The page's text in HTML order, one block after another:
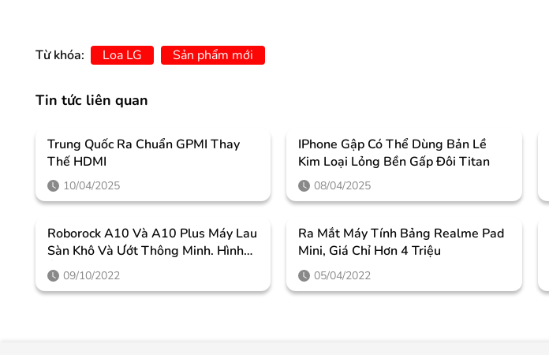
Từ khóa: Loa LG Sản phẩm mới
Tin tức liên quan
Trung Quốc Ra Chuẩn GPMI Thay
Thế HDMI
10/04/2025
IPhone Gập Có Thể Dùng Bản Lề
Kim Loại Lỏng Bền Gấp Đôi Titan
08/04/2025
Roborock A10 Và A10 Plus Máy Lau
Sàn Khô Và Ướt Thông Minh. Hình
Ảnh, Thông Số Kỹ Thuật Và Giá Cả
09/10/2022
Ra Mắt Máy Tính Bảng Realme Pad
Mini, Giá Chỉ Hơn 4 Triệu
05/04/2022